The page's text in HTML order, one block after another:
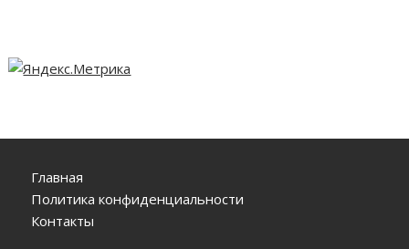
Главная
Политика конфиденциальности
Контакты